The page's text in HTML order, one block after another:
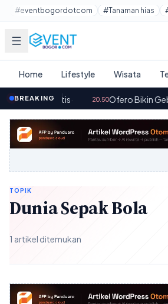
Lewati ke konten utama
#eventbogordotcom #Tanaman hias
Home Lifestyle Wisata
BREAKING
UI 9 Gratis· Ofero Bikin
TOPIK
Dunia Sepak Bola
1 artikel ditemukan